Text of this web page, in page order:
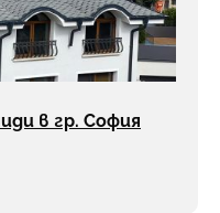
в гр. София